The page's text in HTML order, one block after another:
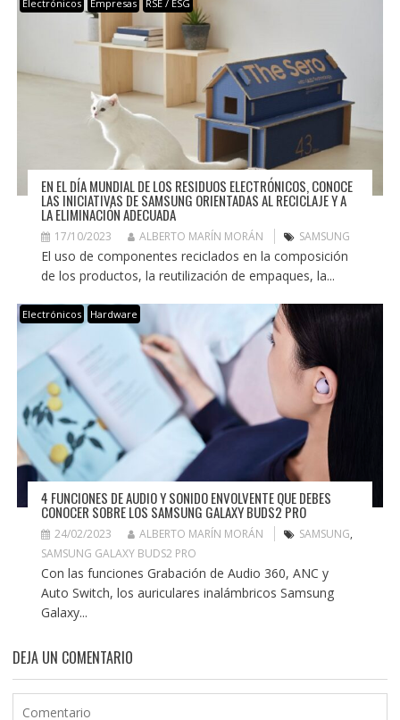
Electrónicos Empresas RSE / ESG
EN EL DÍA MUNDIAL DE LOS RESIDUOS ELECTRÓNICOS, CONOCE
LAS INICIATIVAS DE SAMSUNG ORIENTADAS AL RECICLAJE Y A
LA ELIMINACIÓN ADECUADA
17/10/2023 ALBERTO MARÍN MORÁN SAMSUNG
El uso de componentes reciclados en la composición
de los productos, la reutilización de empaques, la...
Electrónicos Hardware
4 FUNCIONES DE AUDIO Y SONIDO ENVOLVENTE QUE DEBES
CONOCER SOBRE LOS SAMSUNG GALAXY BUDS2 PRO
24/02/2023 ALBERTO MARÍN MORÁN SAMSUNG,
SAMSUNG GALAXY BUDS2 PRO
Con las funciones Grabación de Audio 360, ANC y
Auto Switch, los auriculares inalámbricos Samsung
Galaxy...
DEJA UN COMENTARIO